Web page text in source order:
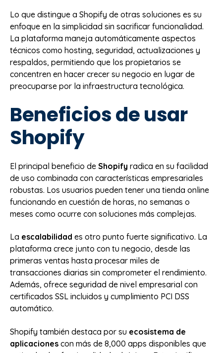
Lo que distingue a Shopify de otras soluciones es su
enfoque en la simplicidad sin sacrificar funcionalidad.
La plataforma maneja automáticamente aspectos
técnicos como hosting, seguridad, actualizaciones y
respaldos, permitiendo que los propietarios se
concentren en hacer crecer su negocio en lugar de
preocuparse por la infraestructura tecnológica.
Beneficios de usar
Shopify
El principal beneficio de Shopify radica en su facilidad
de uso combinada con características empresariales
robustas. Los usuarios pueden tener una tienda online
funcionando en cuestión de horas, no semanas o
meses como ocurre con soluciones más complejas.
La escalabilidad es otro punto fuerte significativo. La
plataforma crece junto con tu negocio, desde las
primeras ventas hasta procesar miles de
transacciones diarias sin comprometer el rendimiento.
Además, ofrece seguridad de nivel empresarial con
certificados SSL incluidos y cumplimiento PCI DSS
automático.
Shopify también destaca por su ecosistema de
aplicaciones con más de 8,000 apps disponibles que